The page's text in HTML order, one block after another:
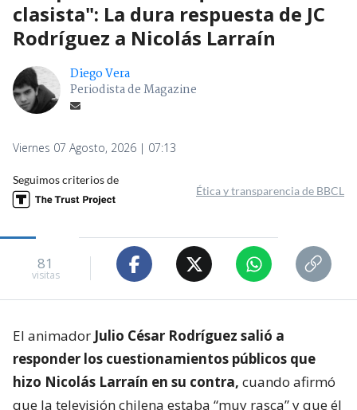
clasista": La dura respuesta de JC
Rodríguez a Nicolás Larraín
Diego Vera
Periodista de Magazine
Viernes 07 Agosto, 2026 | 07:13
Seguimos criterios de
Ética y transparencia de BBCL
81
visitas
El animador Julio César Rodríguez salió a
responder los cuestionamientos públicos que
hizo Nicolás Larraín en su contra, cuando afirmó
que la televisión chilena estaba “muy rasca” y que él